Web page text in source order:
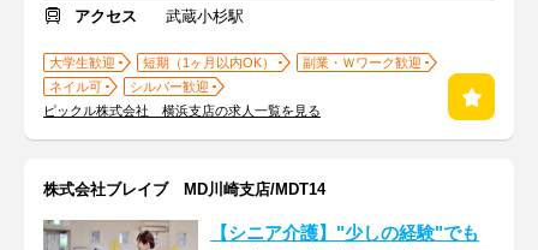
アクセス
武蔵小杉駅
大学生歓迎 短期（1ヶ月以内OK）
副業・Ｗワーク歓迎
ネイル可
シルバー歓迎
ピックル株式会社 横浜支店の求人一覧を見る
株式会社ブレイブ MD川崎支店/MDT14
【シニア介護】"少しの経験"でも